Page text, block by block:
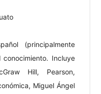
(principalmente
Incluye
Hill, Pearson,
Miguel Ángel